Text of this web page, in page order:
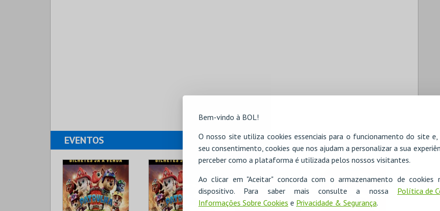
Bem-vindo à BOL!
O nosso site utiliza cookies essenciais para o funcionamento do site
seu consentimento, cookies que nos ajudam a personalizar a sua
perceber como a plataforma é utilizada pelos nossos visitantes.
Ao clicar em "Aceitar" concorda com o armazenamento de cookies
dispositivo. Para saber mais consulte a nossa Política de
Informações Sobre Cookies e Privacidade & Segurança.
EVENTOS